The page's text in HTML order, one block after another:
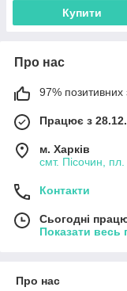
Купити
Про нас
97% позитивних
Працює з
м. Харків
смт. Пісочин,
Контакти
Сьогодні
Показати весь
Про нас